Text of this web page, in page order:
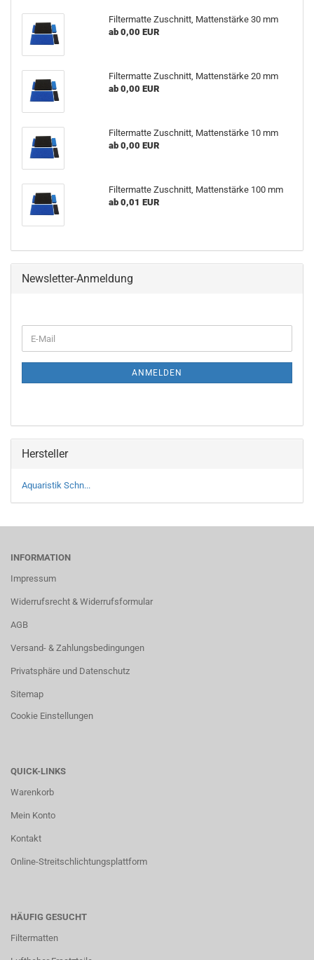
Filtermatte Zuschnitt, Mattenstärke 30 mm
ab 0,00 EUR
Filtermatte Zuschnitt, Mattenstärke 20 mm
ab 0,00 EUR
Filtermatte Zuschnitt, Mattenstärke 10 mm
ab 0,00 EUR
Filtermatte Zuschnitt, Mattenstärke 100 mm
ab 0,01 EUR
Newsletter-Anmeldung
ANMELDEN
Hersteller
Aquaristik Schn...
INFORMATION
Impressum
Widerrufsrecht & Widerrufsformular
AGB
Versand- & Zahlungsbedingungen
Privatsphäre und Datenschutz
Sitemap
Cookie Einstellungen
QUICK-LINKS
Warenkorb
Mein Konto
Kontakt
Online-Streitschlichtungsplattform
HÄUFIG GESUCHT
Filtermatten